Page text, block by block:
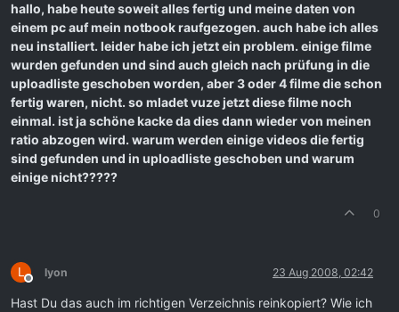
hallo, habe heute soweit alles fertig und meine daten von
einem pc auf mein notbook raufgezogen. auch habe ich alles
neu installiert. leider habe ich jetzt ein problem. einige filme
wurden gefunden und sind auch gleich nach prüfung in die
uploadliste geschoben worden, aber 3 oder 4 filme die schon
fertig waren, nicht. so mladet vuze jetzt diese filme noch
einmal. ist ja schöne kacke da dies dann wieder von meinen
ratio abzogen wird. warum werden einige videos die fertig
sind gefunden und in uploadliste geschoben und warum
einige nicht?????
0
L
Offline
lyon 23 Aug 2008, 02:42
Hast Du das auch im richtigen Verzeichnis reinkopiert? Wie ich